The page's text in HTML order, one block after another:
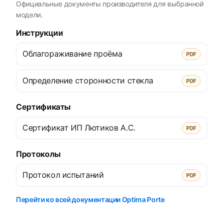
Официальные документы производителя для выбранной
модели.
Инструкции
Облагораживание проёма PDF
Определение сторонности стекла PDF
Сертификаты
Сертификат ИП Лютиков А.С. PDF
Протоколы
Протокол испытаний PDF
Перейти ко всей документации Optima Porte